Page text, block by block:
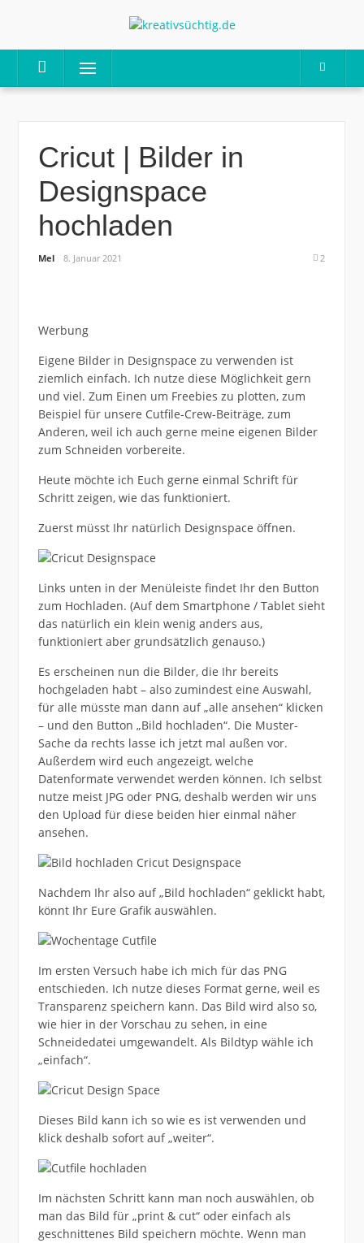
Menu
Cricut | Bilder in
Designspace
hochladen
Mel 8. Januar 2021 2
Werbung
Eigene Bilder in Designspace zu verwenden ist
ziemlich einfach. Ich nutze diese Möglichkeit gern
und viel. Zum Einen um Freebies zu plotten, zum
Beispiel für unsere Cutfile-Crew-Beiträge, zum
Anderen, weil ich auch gerne meine eigenen Bilder
zum Schneiden vorbereite.
Heute möchte ich Euch gerne einmal Schrift für
Schritt zeigen, wie das funktioniert.
Zuerst müsst Ihr natürlich Designspace öffnen.
Links unten in der Menüleiste findet Ihr den Button
zum Hochladen. (Auf dem Smartphone / Tablet sieht
das natürlich ein klein wenig anders aus,
funktioniert aber grundsätzlich genauso.)
Es erscheinen nun die Bilder, die Ihr bereits
hochgeladen habt – also zumindest eine Auswahl,
für alle müsste man dann auf „alle ansehen“ klicken
– und den Button „Bild hochladen“. Die Muster-
Sache da rechts lasse ich jetzt mal außen vor.
Außerdem wird euch angezeigt, welche
Datenformate verwendet werden können. Ich selbst
nutze meist JPG oder PNG, deshalb werden wir uns
den Upload für diese beiden hier einmal näher
ansehen.
Nachdem Ihr also auf „Bild hochladen“ geklickt habt,
könnt Ihr Eure Grafik auswählen.
Im ersten Versuch habe ich mich für das PNG
entschieden. Ich nutze dieses Format gerne, weil es
Transparenz speichern kann. Das Bild wird also so,
wie hier in der Vorschau zu sehen, in eine
Schneidedatei umgewandelt. Als Bildtyp wähle ich
„einfach“.
Dieses Bild kann ich so wie es ist verwenden und
klick deshalb sofort auf „weiter“.
Im nächsten Schritt kann man noch auswählen, ob
man das Bild für „print & cut“ oder einfach als
geschnittenes Bild speichern möchte. Wenn man